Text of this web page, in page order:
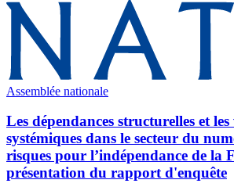
Assemblée nationale
Les dépendances structurelles et
systémiques dans le secteur du
risques pour l’indépendance de la
présentation du rapport d'enquête